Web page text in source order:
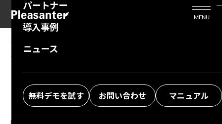
活用シーン
Enterprise Edition
パートナー
プリザンタービジネスを検討中の方
導入事例
ニュース
無料デモを試す お問い合わせ マニュアル
MENU
2024/04/09
テーブルの管理：エディタ：リンクを表示しな
い